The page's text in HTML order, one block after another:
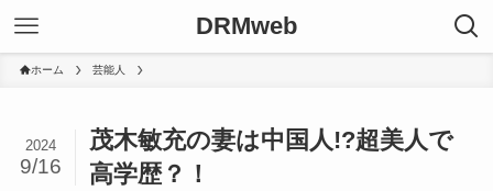
DRMweb
ホーム 芸能人
茂木敏充の妻は中国人!?超美人で
高学歴？！
2024
9/16